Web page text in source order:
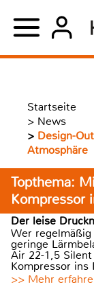
Startseite
> News
> Design-
Atmosphäre
Topthema:
Kompressor
Der leise
Wer
geringe
Air 22-1,5
Kompressor ins
>> Mehr